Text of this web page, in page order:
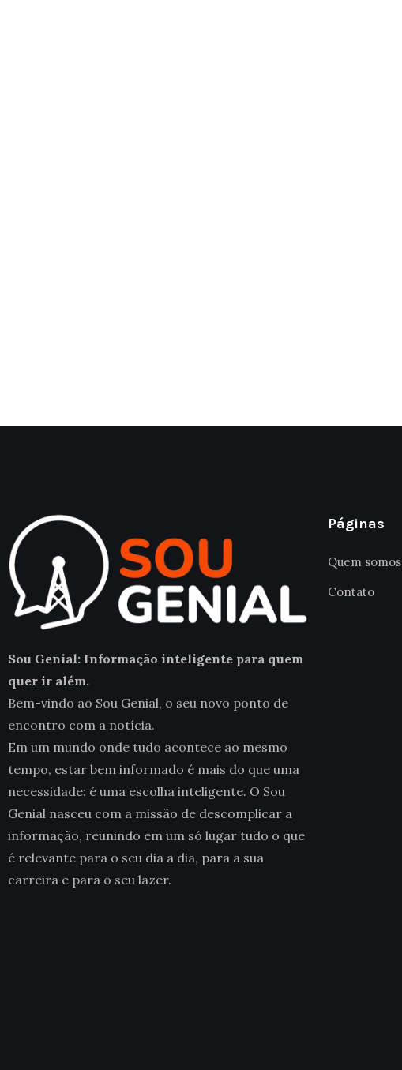
Sou Genial: Informação inteligente para quem
quer ir além.
Bem-vindo ao Sou Genial, o seu novo ponto de
encontro com a notícia.
Em um mundo onde tudo acontece ao mesmo
tempo, estar bem informado é mais do que uma
necessidade: é uma escolha inteligente. O Sou
Genial nasceu com a missão de descomplicar a
informação, reunindo em um só lugar tudo o que
é relevante para o seu dia a dia, para a sua
carreira e para o seu lazer.
Páginas
Quem somos
Contato